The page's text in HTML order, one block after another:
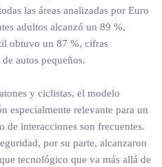
las áreas analizadas por Euro
adultos alcanzó un 89 %,
obtuvo un 87 %, cifras
autos pequeños.
y ciclistas, el modelo
especialmente relevante para un
de interacciones son frecuentes.
por su parte, alcanzaron
tecnológico que va más allá de